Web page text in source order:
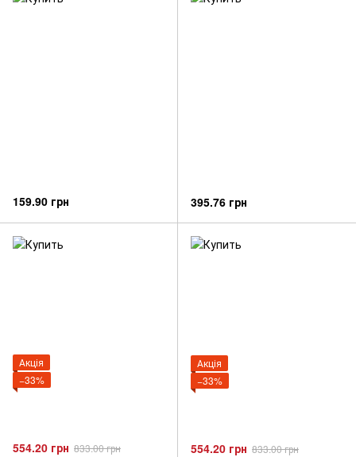
159.90 грн 395.76 грн
Акція
−33%
554.20 грн 833.00 грн
Акція
−33%
554.20 грн 833.00 грн